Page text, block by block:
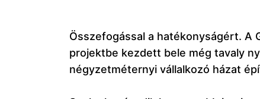
Összefogással a hatékonyságért. A
projektbe kezdett bele még tavaly
négyzetméternyi vállalkozó házat